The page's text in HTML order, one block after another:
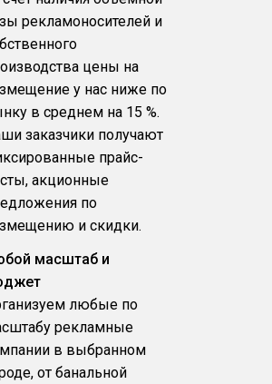
рекламоносителей и
цены на
у нас ниже по
в среднем на 15 %.
заказчики получают
прайс-
акционные
по
и скидки.
масштаб и
любые по
рекламные
в выбранном
от банальной